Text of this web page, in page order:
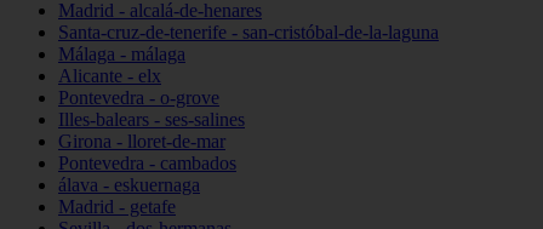
Madrid - alcalá-de-henares
Santa-cruz-de-tenerife - san-cristóbal-de-la-laguna
Málaga - málaga
Alicante - elx
Pontevedra - o-grove
Illes-balears - ses-salines
Girona - lloret-de-mar
Pontevedra - cambados
álava - eskuernaga
Madrid - getafe